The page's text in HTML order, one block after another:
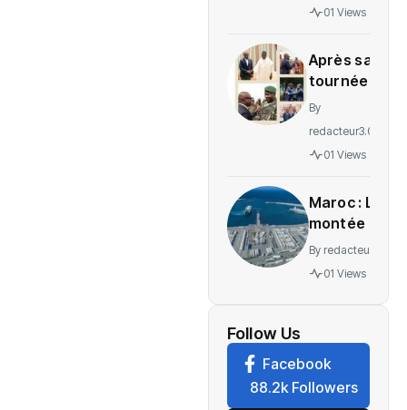
des
Ituri
01 Views
Après sa
tournée
régionale,
de
By
redacteur3.0
01 Views
Maroc : La
montée en
puissance
d’un
de
l’économie
mondiale
By redacteur3.0
01 Views
Follow Us
Facebook
88.2k Followers